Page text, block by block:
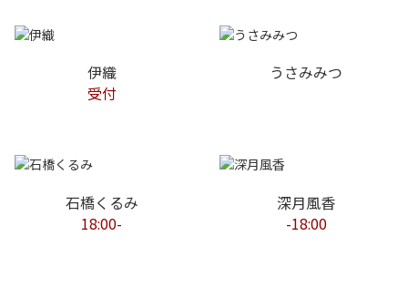
伊織
受付
うさみみつ
石橋くるみ
18:00-
深月風香
-18:00